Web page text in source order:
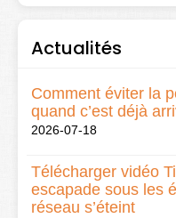
Actualités
Comment éviter la
quand c’est déjà
2026-07-18
Télécharger vidéo
escapade sous les
réseau s’éteint